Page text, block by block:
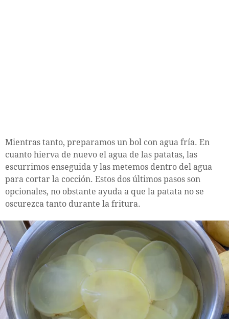
Mientras tanto, preparamos un bol con agua fría. En
cuanto hierva de nuevo el agua de las patatas, las
escurrimos enseguida y las metemos dentro del agua
para cortar la cocción. Estos dos últimos pasos son
opcionales, no obstante ayuda a que la patata no se
oscurezca tanto durante la fritura.